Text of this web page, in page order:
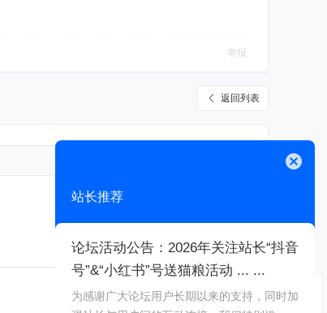
举报
返回列表
站长推荐
论坛活动公告：2026年关注站长“抖音
号”&“小红书”号送猫粮活动 ... ...
为感谢广大论坛用户长期以来的支持，同时加